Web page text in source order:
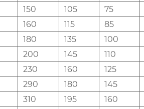
150 105 75
160 115 85
180 135 100
200 145 110
230 160 125
290 180 145
310 195 160